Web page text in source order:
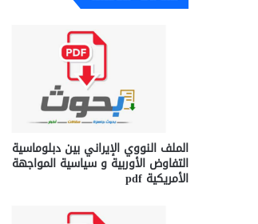
الملف النووي الإيراني بين دبلوماسية
التفاوض الأوربية و سياسية المواجهة
الأمريكية pdf